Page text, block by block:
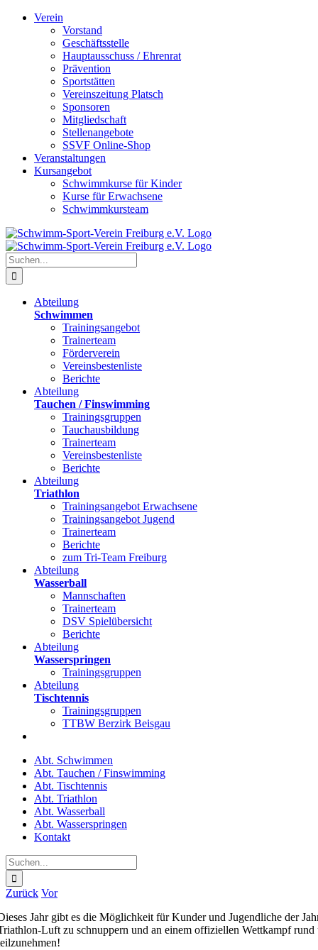
Zum
Verein
Vorstand
Geschäftsstelle
Hauptausschuss / Ehrenrat
Prävention
Sportstätten
Vereinszeitung Platsch
Sponsoren
Mitgliedschaft
Stellenangebote
SSVF Online-Shop
Veranstaltungen
Kursangebot
Schwimmkurse für Kinder
Kurse für Erwachsene
Schwimmkursteam
Suche
nach:
Abteilung
Schwimmen
Trainingsangebot
Trainerteam
Förderverein
Vereinsbestenliste
Berichte
Abteilung
Tauchen / Finswimming
Trainingsgruppen
Tauchausbildung
Trainerteam
Vereinsbestenliste
Berichte
Abteilung
Triathlon
Trainingsangebot Erwachsene
Trainingsangebot Jugend
Trainerteam
Berichte
zum Tri-Team Freiburg
Abteilung
Wasserball
Mannschaften
Trainerteam
DSV Spielübersicht
Berichte
Abteilung
Wasserspringen
Trainingsgruppen
Abteilung
Tischtennis
Trainingsgruppen
TTBW Berzirk Beisgau
Abt. Schwimmen
Abt. Tauchen / Finswimming
Abt. Tischtennis
Abt. Triathlon
Abt. Wasserball
Abt. Wasserspringen
Kontakt
Suche
nach:
Zurück Vor
Jahr gibt es die Möglichkeit für Kunder und Jugendliche der
Luft zu schnuppern und an einem offiziellen Wettkampf rund